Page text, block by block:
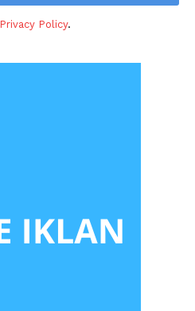
Privacy Policy.